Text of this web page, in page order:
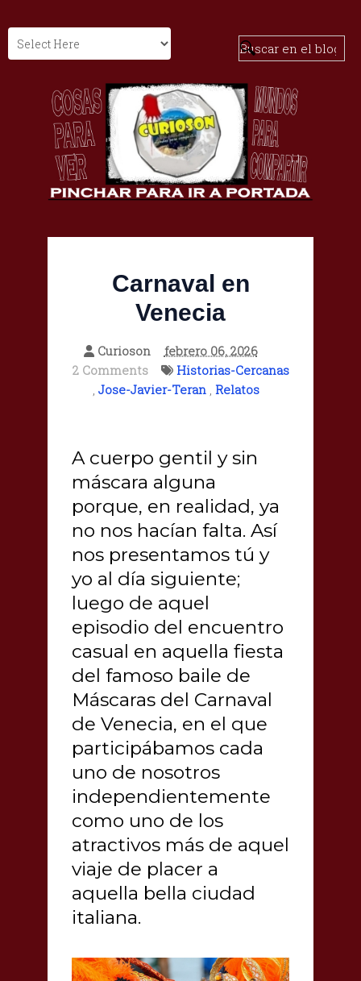
Carnaval en
Venecia
Curioson
febrero 06, 2026
2 Comments
Historias-Cercanas
, Jose-Javier-Teran, Relatos
A cuerpo gentil y sin
máscara alguna
porque, en realidad, ya
no nos hacían falta. Así
nos presentamos tú y
yo al día siguiente;
luego de aquel
episodio del encuentro
casual en aquella fiesta
del famoso baile de
Máscaras del Carnaval
de Venecia, en el que
participábamos cada
uno de nosotros
independientemente
como uno de los
atractivos más de aquel
viaje de placer a
aquella bella ciudad
italiana.